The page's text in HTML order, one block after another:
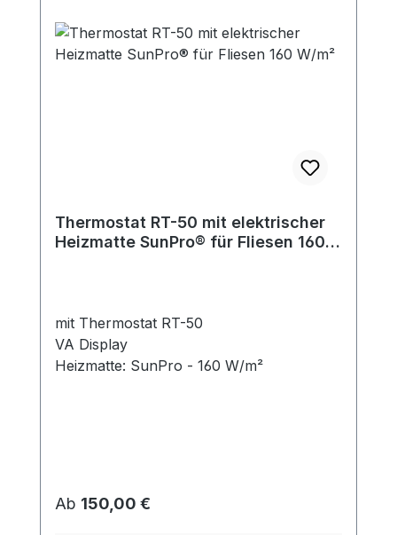
Thermostat RT-50 mit elektrischer
Heizmatte SunPro® für Fliesen 160
mit Thermostat RT-50
VA Display
Heizmatte: SunPro - 160 W/m²
Regulärer Preis:
Ab 150,00 €